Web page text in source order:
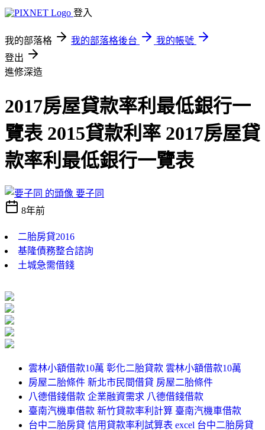
登入
我的部落格 我的部落格後台
我的帳號
登出
進修深造
2017房屋貸款率利最低銀行一
覽表 2015貸款利率 2017房屋貸
款率利最低銀行一覽表
要子同
8年前
二胎房貸2016
基隆債務整合諮詢
土城急需借錢
雲林小額借款10萬 彰化二胎貸款 雲林小額借款10萬
房屋二胎條件 新北市民間借貸 房屋二胎條件
八德借錢借款 企業融資需求 八德借錢借款
臺南汽機車借款 新竹貸款率利計算 臺南汽機車借款
台中二胎房貸 信用貸款率利試算表 excel 台中二胎房貸